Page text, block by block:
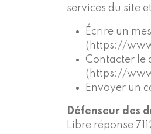
services du site
Écrire un
(https://
Contacter le
(https://
Envoyer un
Défenseur des
Libre réponse